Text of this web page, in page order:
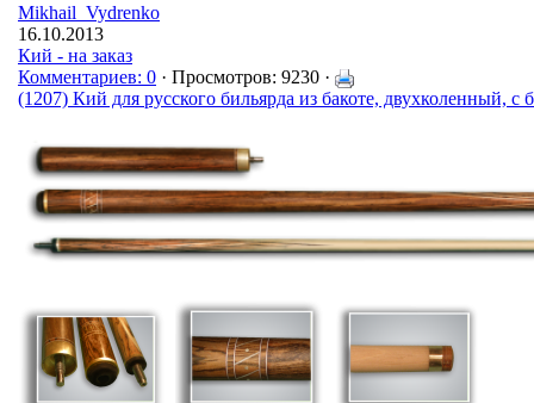
Mikhail_Vydrenko
16.10.2013
Кий - на заказ
Комментариев: 0 · Просмотров: 9230 ·
(1207) Кий для русского бильярда из бакоте, двухколенный,